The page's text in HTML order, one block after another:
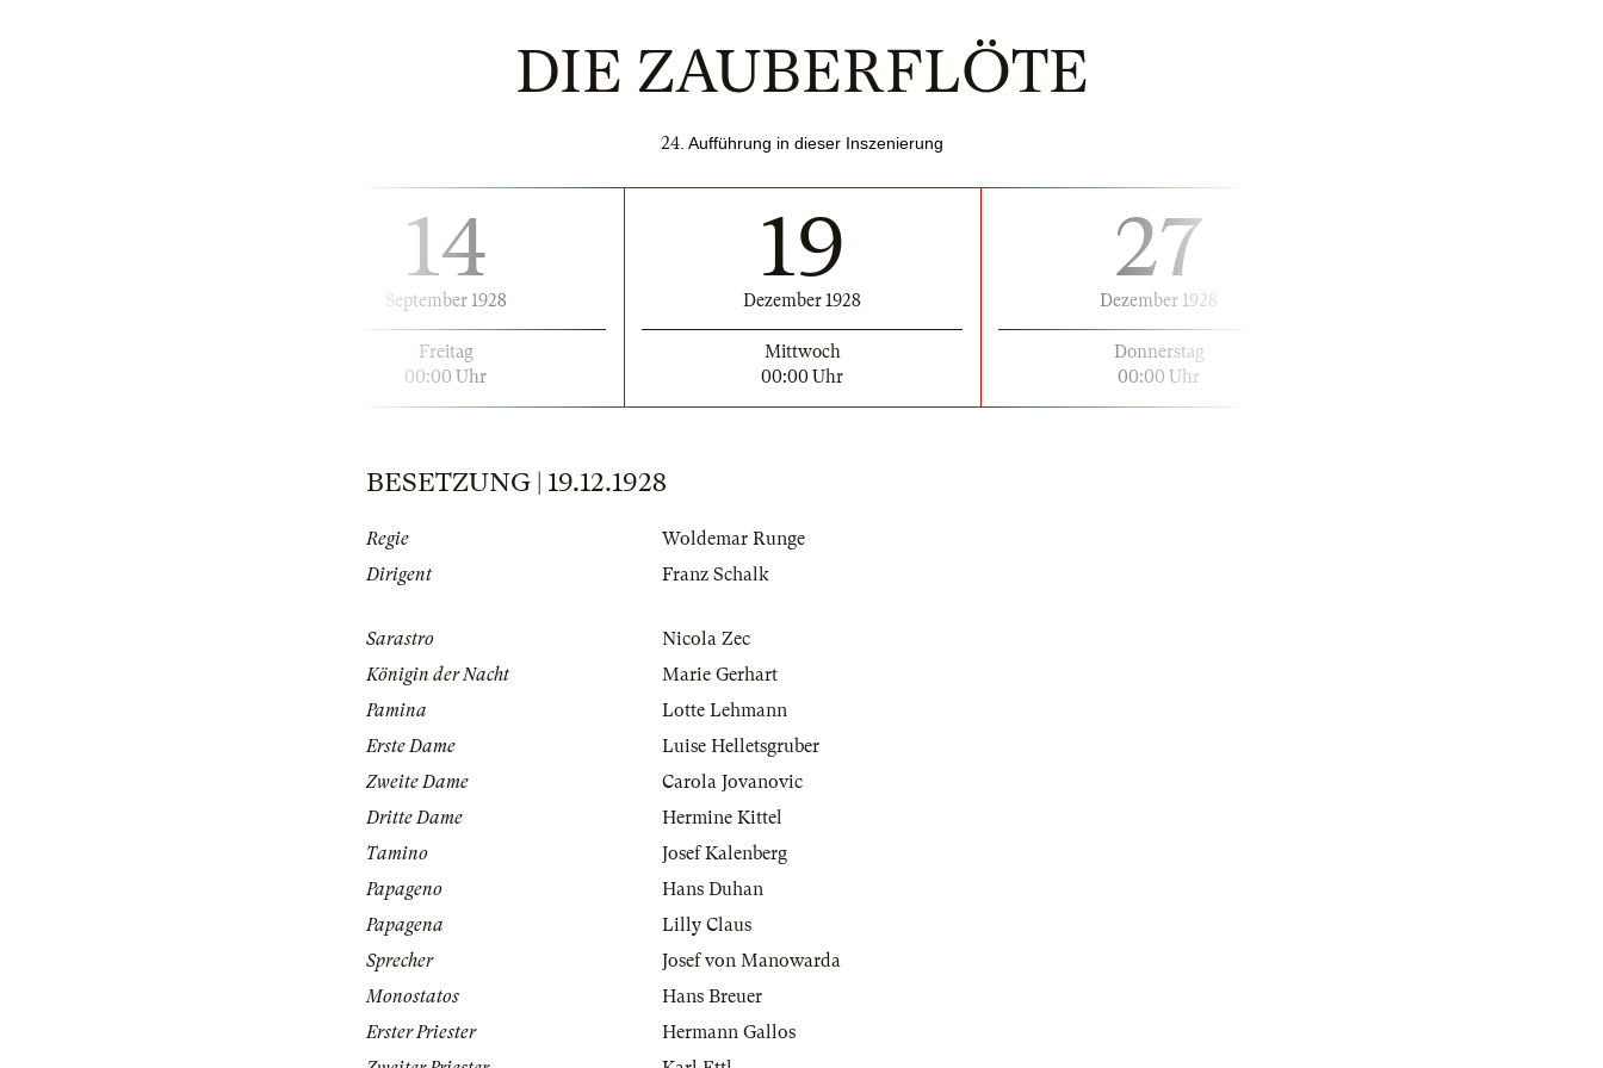
DIE ZAUBERFLÖTE
24. Aufführung in dieser Inszenierung
14
September 1928
Freitag
00:00 Uhr
19
Dezember 1928
Mittwoch
00:00 Uhr
27
Dezember 1928
Donnerstag
00:00 Uhr
BESETZUNG | 19.12.1928
Regie
Woldemar Runge
Dirigent
Franz Schalk
Sarastro
Nicola Zec
Königin der Nacht
Marie Gerhart
Pamina
Lotte Lehmann
Erste Dame
Luise Helletsgruber
Zweite Dame
Carola Jovanovic
Dritte Dame
Hermine Kittel
Tamino
Josef Kalenberg
Papageno
Hans Duhan
Papagena
Lilly Claus
Sprecher
Josef von Manowarda
Monostatos
Hans Breuer
Erster Priester
Hermann Gallos